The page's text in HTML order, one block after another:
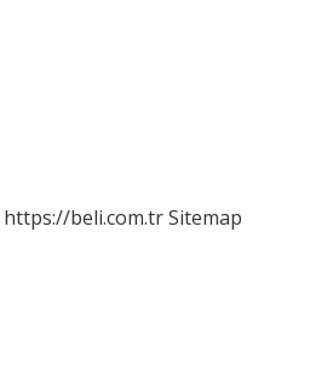
https://beli.com.trSitemap